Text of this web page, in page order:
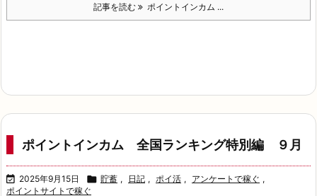
記事を読む ポイントインカム ...
ポイントインカム 全国ランキング特別編 ９月
 2025年9月15日  貯蓄 , 日記 , ポイ活 , アンケートで稼ぐ ,
ポイントサイトで稼ぐ